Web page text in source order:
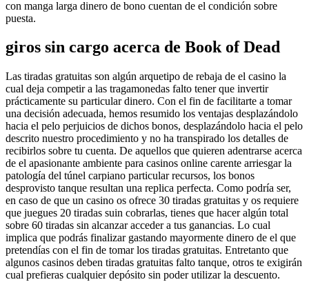
con manga larga dinero de bono cuentan de el condición sobre
puesta.
giros sin cargo acerca de Book of Dead
Las tiradas gratuitas son algún arquetipo de rebaja de el casino la
cual deja competir a las tragamonedas falto tener que invertir
prácticamente su particular dinero. Con el fin de facilitarte a tomar
una decisión adecuada, hemos resumido los ventajas desplazándolo
hacia el pelo perjuicios de dichos bonos, desplazándolo hacia el pelo
descrito nuestro procedimiento y no ha transpirado los detalles de
recibirlos sobre tu cuenta. De aquellos que quieren adentrarse acerca
de el apasionante ambiente para casinos online carente arriesgar la
patologí­a del túnel carpiano particular recursos, los bonos
desprovisto tanque resultan una replica perfecta. Como podrí­a ser,
en caso de que un casino os ofrece 30 tiradas gratuitas y os requiere
que juegues 20 tiradas suin cobrarlas, tienes que hacer algún total
sobre 60 tiradas sin alcanzar acceder a tus ganancias. Lo cual
implica que podrás finalizar gastando mayormente dinero de el que
pretendías con el fin de tomar los tiradas gratuitas. Entretanto que
algunos casinos deben tiradas gratuitas falto tanque, otros te exigirán
cual prefieras cualquier depósito sin poder utilizar la descuento.